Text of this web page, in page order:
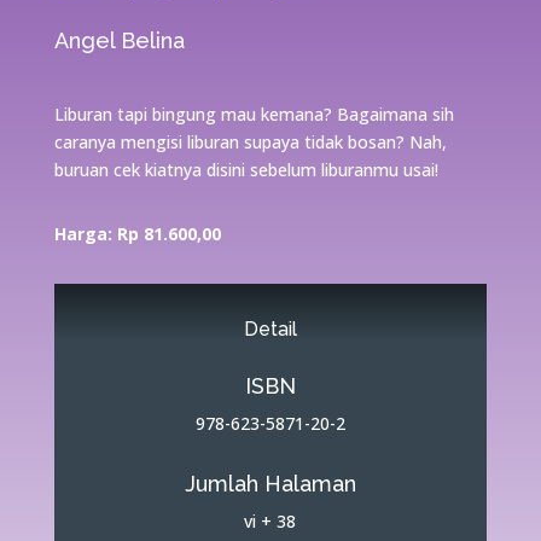
Angel Belina
Liburan tapi bingung mau kemana? Bagaimana sih
caranya mengisi liburan supaya tidak bosan? Nah,
buruan cek kiatnya disini sebelum liburanmu usai!
Harga: Rp 81.600,00
Detail
ISBN
978-623-5871-20-2
Jumlah Halaman
vi + 38